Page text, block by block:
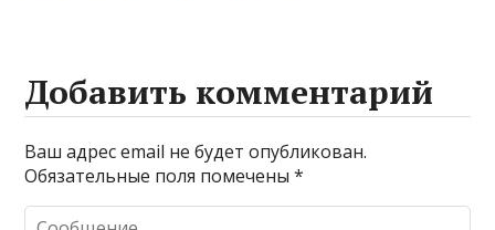
Добавить комментарий
Ваш адрес email не будет опубликован.
Обязательные поля помечены*